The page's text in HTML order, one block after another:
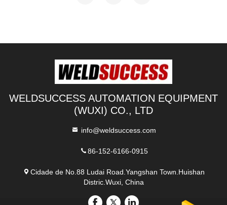
WELDSUCCESS AUTOMATION EQUIPMENT
(WUXI) CO., LTD
info@weldsuccess.com
86-152-6166-0915
Cidade de No.88 Ludai Road.Yangshan Town.Huishan
Distric.Wuxi, China